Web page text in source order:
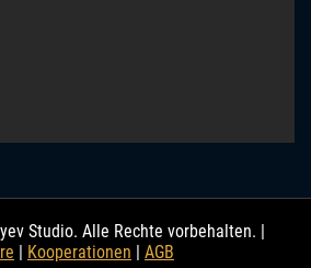
Studio. Alle Rechte vorbehalten. |
| Kooperationen | AGB